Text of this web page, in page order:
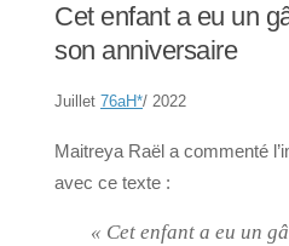
Cet enfant a eu un
son anniversaire
Juillet 76aH*/ 2022
Maitreya Raël a commenté
avec ce texte :
« Cet enfant a eu un